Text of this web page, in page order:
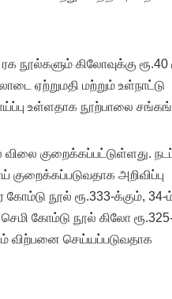
கிலோவுக்கு ரூ.40
ஏற்றுமதி மற்றும்‌ உள்நாட்டு
உள்ளதாக நூற்பாலை
குறைக்கப்பட்டுள்ளது.
குறைக்கப்படுவதாக அறிவிப்பு
நூல் ரூ.333-க்கும், 34-
கோம்டு நூல் கிலோ
விற்பனை செய்யப்படுவதாக